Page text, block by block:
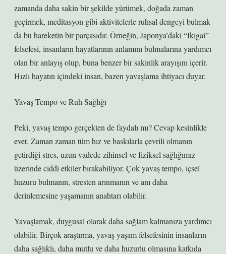
zamanda daha sakin bir şekilde yürümek, doğada zaman
geçirmek, meditasyon gibi aktivitelerle ruhsal dengeyi bulmak
da bu hareketin bir parçasıdır. Örneğin, Japonya’daki “Ikigai”
felsefesi, insanların hayatlarının anlamını bulmalarına yardımcı
olan bir anlayış olup, buna benzer bir sakinlik arayışını içerir.
Hızlı hayatın içindeki insan, bazen yavaşlama ihtiyacı duyar.
Yavaş Tempo ve Ruh Sağlığı
Peki, yavaş tempo gerçekten de faydalı mı? Cevap kesinlikle
evet. Zaman zaman tüm hız ve baskılarla çevrili olmanın
getirdiği stres, uzun vadede zihinsel ve fiziksel sağlığımız
üzerinde ciddi etkiler bırakabiliyor. Çok yavaş tempo, içsel
huzuru bulmanın, stresten arınmanın ve anı daha
derinlemesine yaşamanın anahtarı olabilir.
Yavaşlamak, duygusal olarak daha sağlam kalmanıza yardımcı
olabilir. Birçok araştırma, yavaş yaşam felsefesinin insanların
daha sağlıklı, daha mutlu ve daha huzurlu olmasına katkıda